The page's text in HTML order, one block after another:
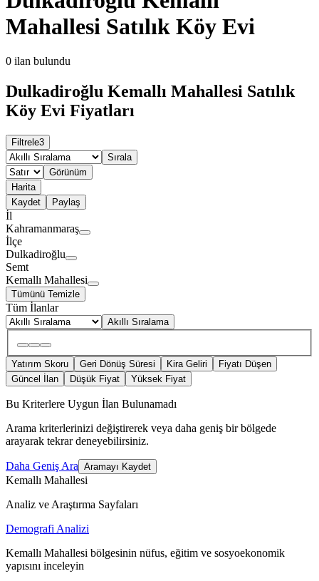
Mahallesi Satılık Köy Evi
0 ilan bulundu
Dulkadiroğlu Kemallı Mahallesi Satılık
Köy Evi Fiyatları
Filtrele3
Sırala
Görünüm
Harita
Kaydet
Paylaş
İl
Kahramanmaraş
İlçe
Dulkadiroğlu
Semt
Kemallı Mahallesi
Tümünü Temizle
Tüm İlanlar
Akıllı Sıralama
Yatırım Skoru Geri Dönüş Süresi Kira Geliri
Fiyatı Düşen
Güncel İlan
Düşük Fiyat Yüksek Fiyat
Bu Kriterlere Uygun İlan Bulunamadı
Arama kriterlerinizi değiştirerek veya daha geniş bir bölgede
arayarak tekrar deneyebilirsiniz.
Daha Geniş Ara Aramayı Kaydet
Kemallı Mahallesi
Analiz ve Araştırma Sayfaları
Demografi Analizi
Kemallı Mahallesi bölgesinin nüfus, eğitim ve sosyoekonomik
yapısını inceleyin